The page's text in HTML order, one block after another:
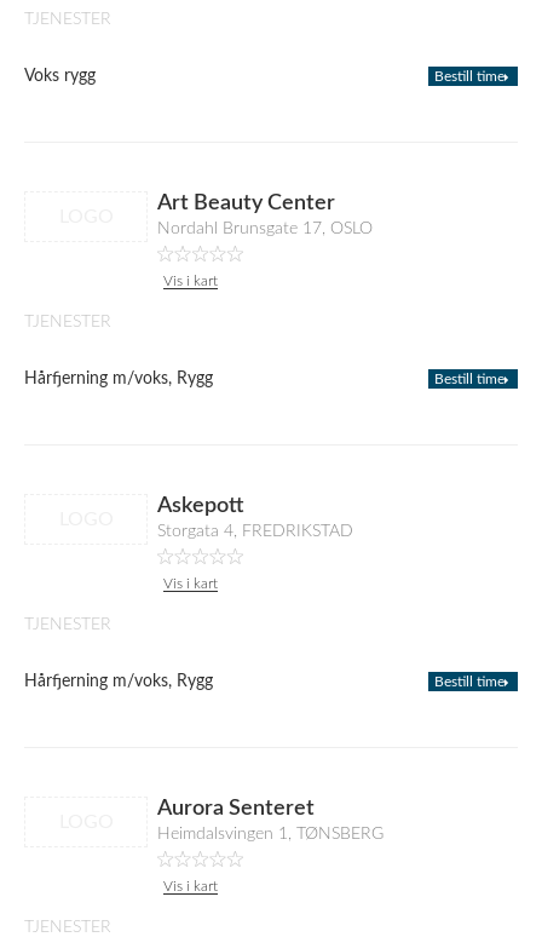
TJENESTER
Voks rygg Bestill time
Art Beauty Center
Nordahl Brunsgate 17, OSLO
Vis i kart
TJENESTER
Hårfjerning m/voks, Rygg Bestill time
Askepott
Storgata 4, FREDRIKSTAD
Vis i kart
TJENESTER
Hårfjerning m/voks, Rygg Bestill time
Aurora Senteret
Heimdalsvingen 1, TØNSBERG
Vis i kart
TJENESTER